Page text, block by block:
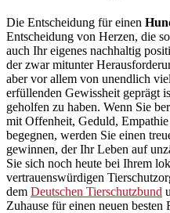
Die Entscheidung für einen
Entscheidung von Herzen, die
auch Ihr eigenes nachhaltig
der zwar mitunter
aber vor allem von unendlich
erfüllenden Gewissheit geprägt
geholfen zu haben. Wenn Sie
mit Offenheit, Geduld,
begegnen, werden Sie einen
gewinnen, der Ihr Leben auf
Sie sich noch heute bei Ihrem
vertrauenswürdigen
dem Deutschen Tierschutzbund
Zuhause für einen neuen besten